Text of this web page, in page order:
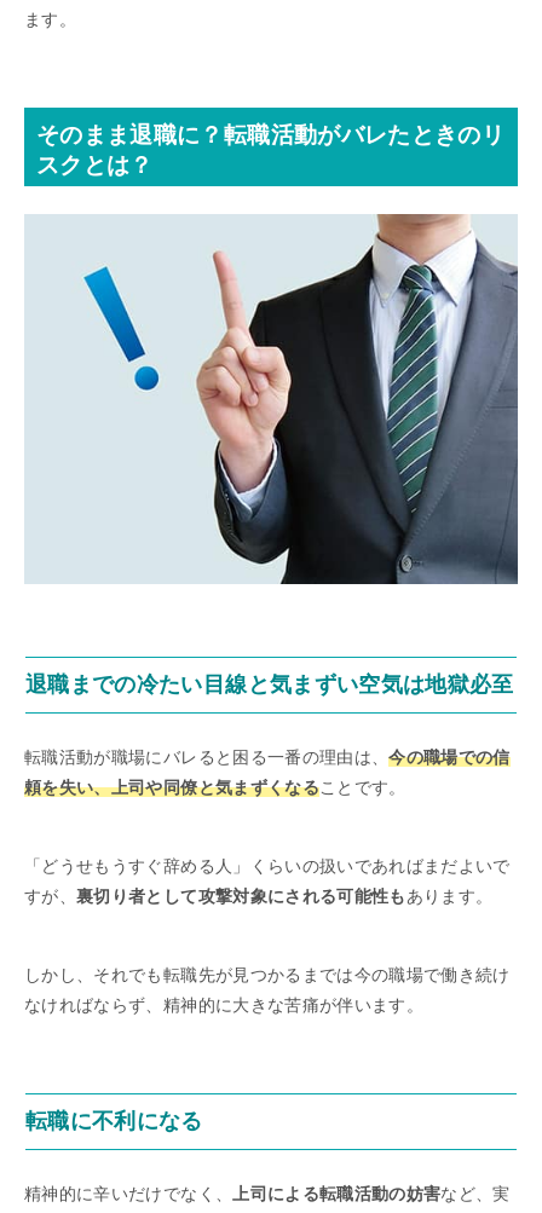
ます。
そのまま退職に？転職活動がバレたときのリ
スクとは？
退職までの冷たい目線と気まずい空気は地獄必至
転職活動が職場にバレると困る一番の理由は、今の職場での信
頼を失い、上司や同僚と気まずくなることです。
「どうせもうすぐ辞める人」くらいの扱いであればまだよいで
すが、裏切り者として攻撃対象にされる可能性もあります。
しかし、それでも転職先が見つかるまでは今の職場で働き続け
なければならず、精神的に大きな苦痛が伴います。
転職に不利になる
精神的に辛いだけでなく、上司による転職活動の妨害など、実